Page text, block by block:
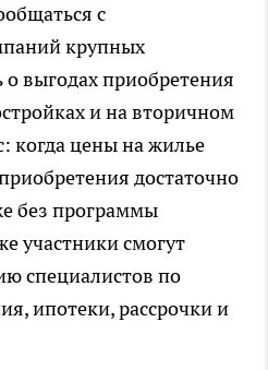
с
крупных
о выгодах приобретения
и на вторичном
когда цены на жилье
достаточно
без программы
участники смогут
специалистов по
ипотеки, рассрочки и